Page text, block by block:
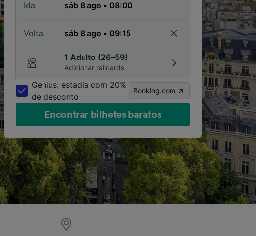
Ida
Volta
1 Adulto (26–59)
Adicionar railcards
Genius: estadia com 20%
de desconto
Booking.com
Encontrar bilhetes baratos